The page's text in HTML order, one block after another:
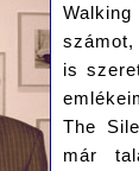
is
The
már